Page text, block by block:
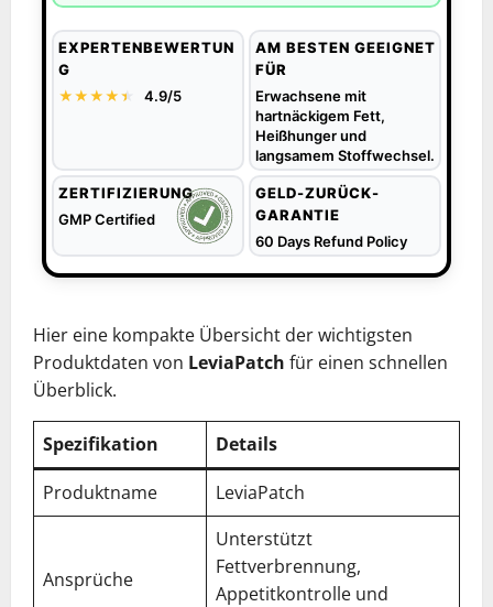
EXPERTENBEWERTUN
G
★★★★★
★ 4.9/5
AM BESTEN GEEIGNET
FÜR
Erwachsene mit
hartnäckigem Fett,
Heißhunger und
langsamem Stoffwechsel.
ZERTIFIZIERUNG
GMP Certified
GELD-ZURÜCK-
GARANTIE
60 Days Refund Policy
Hier eine kompakte Übersicht der wichtigsten
Produktdaten von LeviaPatch für einen schnellen
Überblick.
Spezifikation
Details
Produktname
LeviaPatch
Ansprüche
Unterstützt
Fettverbrennung,
Appetitkontrolle und